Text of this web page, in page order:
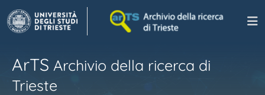
ArTS Archivio della ricerca di
Trieste